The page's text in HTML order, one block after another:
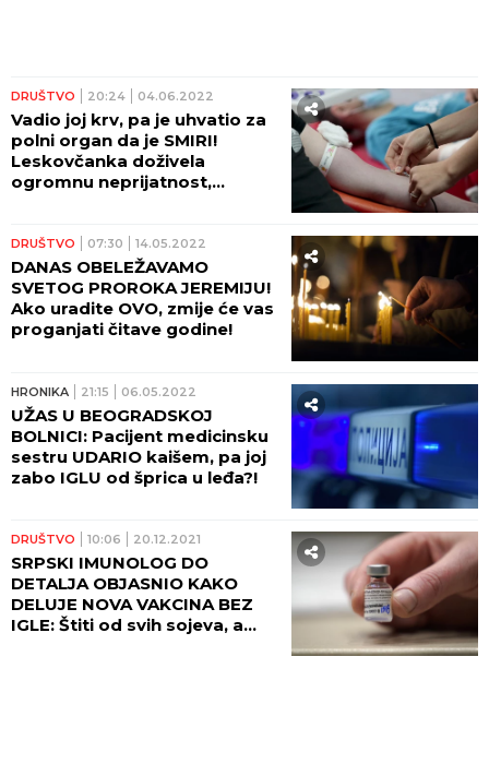
DRUŠTVO 20:24 04.06.2022
Vadio joj krv, pa je uhvatio za
polni organ da je SMIRI!
Leskovčanka doživela
ogromnu neprijatnost,
DRUŠTVO 07:30 14.05.2022
DANAS OBELEŽAVAMO
SVETOG PROROKA JEREMIJU!
Ako uradite OVO, zmije će vas
proganjati čitave godine!
HRONIKA 21:15 06.05.2022
UŽAS U BEOGRADSKOJ
BOLNICI: Pacijent medicinsku
sestru UDARIO kaišem, pa joj
zabo IGLU od šprica u leđa?!
DRUŠTVO 10:06 20.12.2021
SRPSKI IMUNOLOG DO
DETALJA OBJASNIO KAKO
DELUJE NOVA VAKCINA BEZ
IGLE: Štiti od svih sojeva, a